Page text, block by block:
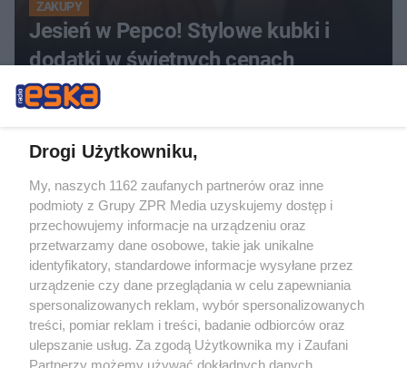
ZAKUPY
Jesień w Pepco! Stylowe kubki i
dodatki w świetnych cenach
ZOBACZ WIĘCEJ
Drogi Użytkowniku,
My, naszych 1162 zaufanych partnerów oraz inne
podmioty z Grupy ZPR Media uzyskujemy dostęp i
przechowujemy informacje na urządzeniu oraz
przetwarzamy dane osobowe, takie jak unikalne
identyfikatory, standardowe informacje wysyłane przez
urządzenie czy dane przeglądania w celu zapewniania
spersonalizowanych reklam, wybór spersonalizowanych
treści, pomiar reklam i treści, badanie odbiorców oraz
ulepszanie usług. Za zgodą Użytkownika my i Zaufani
Partnerzy możemy używać dokładnych danych